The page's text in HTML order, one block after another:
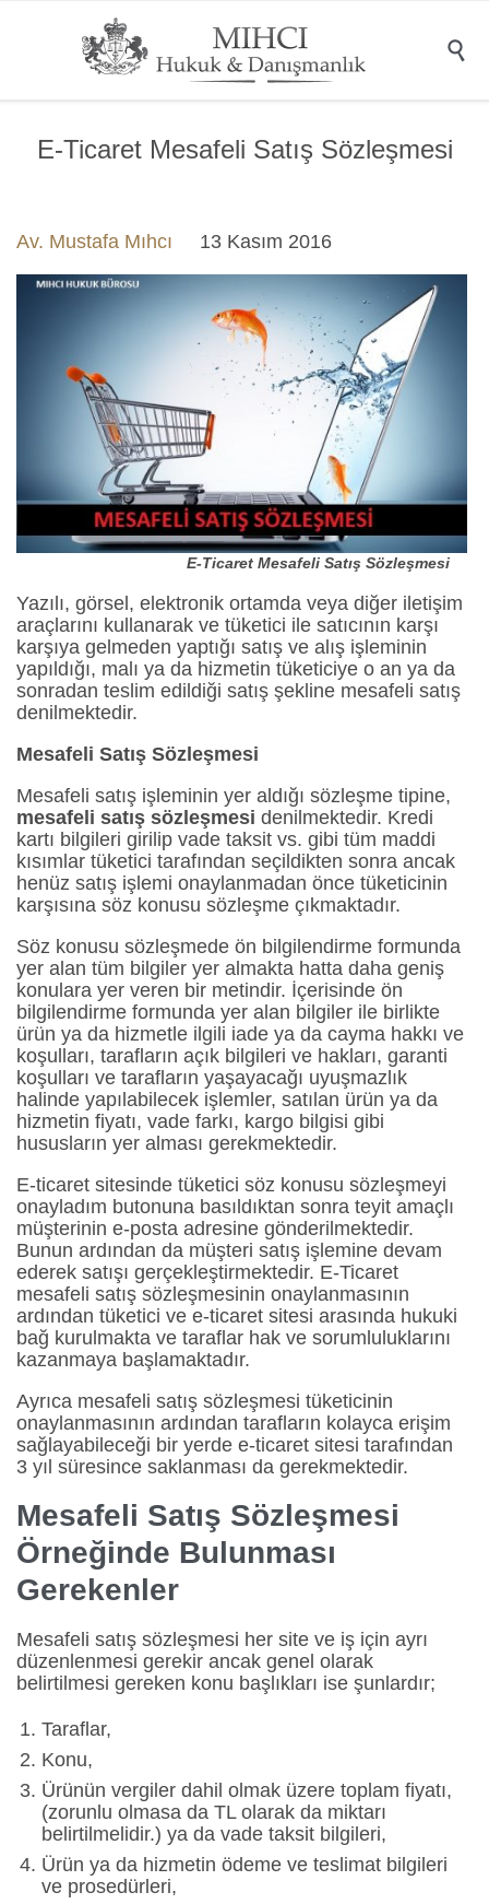

E-Ticaret Mesafeli Satış Sözleşmesi
Av. Mustafa Mıhcı 13 Kasım 2016
E-Ticaret Mesafeli Satış Sözleşmesi
Yazılı, görsel, elektronik ortamda veya diğer iletişim
araçlarını kullanarak ve tüketici ile satıcının karşı
karşıya gelmeden yaptığı satış ve alış işleminin
yapıldığı, malı ya da hizmetin tüketiciye o an ya da
sonradan teslim edildiği satış şekline mesafeli satış
denilmektedir.
Mesafeli Satış Sözleşmesi
Mesafeli satış işleminin yer aldığı sözleşme tipine,
mesafeli satış sözleşmesi denilmektedir. Kredi
kartı bilgileri girilip vade taksit vs. gibi tüm maddi
kısımlar tüketici tarafından seçildikten sonra ancak
henüz satış işlemi onaylanmadan önce tüketicinin
karşısına söz konusu sözleşme çıkmaktadır.
Söz konusu sözleşmede ön bilgilendirme formunda
yer alan tüm bilgiler yer almakta hatta daha geniş
konulara yer veren bir metindir. İçerisinde ön
bilgilendirme formunda yer alan bilgiler ile birlikte
ürün ya da hizmetle ilgili iade ya da cayma hakkı ve
koşulları, tarafların açık bilgileri ve hakları, garanti
koşulları ve tarafların yaşayacağı uyuşmazlık
halinde yapılabilecek işlemler, satılan ürün ya da
hizmetin fiyatı, vade farkı, kargo bilgisi gibi
hususların yer alması gerekmektedir.
E-ticaret sitesinde tüketici söz konusu sözleşmeyi
onayladım butonuna basıldıktan sonra teyit amaçlı
müşterinin e-posta adresine gönderilmektedir.
Bunun ardından da müşteri satış işlemine devam
ederek satışı gerçekleştirmektedir. E-Ticaret
mesafeli satış sözleşmesinin onaylanmasının
ardından tüketici ve e-ticaret sitesi arasında hukuki
bağ kurulmakta ve taraflar hak ve sorumluluklarını
kazanmaya başlamaktadır.
Ayrıca mesafeli satış sözleşmesi tüketicinin
onaylanmasının ardından tarafların kolayca erişim
sağlayabileceği bir yerde e-ticaret sitesi tarafından
3 yıl süresince saklanması da gerekmektedir.
Mesafeli Satış Sözleşmesi
Örneğinde Bulunması
Gerekenler
Mesafeli satış sözleşmesi her site ve iş için ayrı
düzenlenmesi gerekir ancak genel olarak
belirtilmesi gereken konu başlıkları ise şunlardır;
Taraflar,
Konu,
Ürünün vergiler dahil olmak üzere toplam fiyatı,
(zorunlu olmasa da TL olarak da miktarı
belirtilmelidir.) ya da vade taksit bilgileri,
Ürün ya da hizmetin ödeme ve teslimat bilgileri
ve prosedürleri,